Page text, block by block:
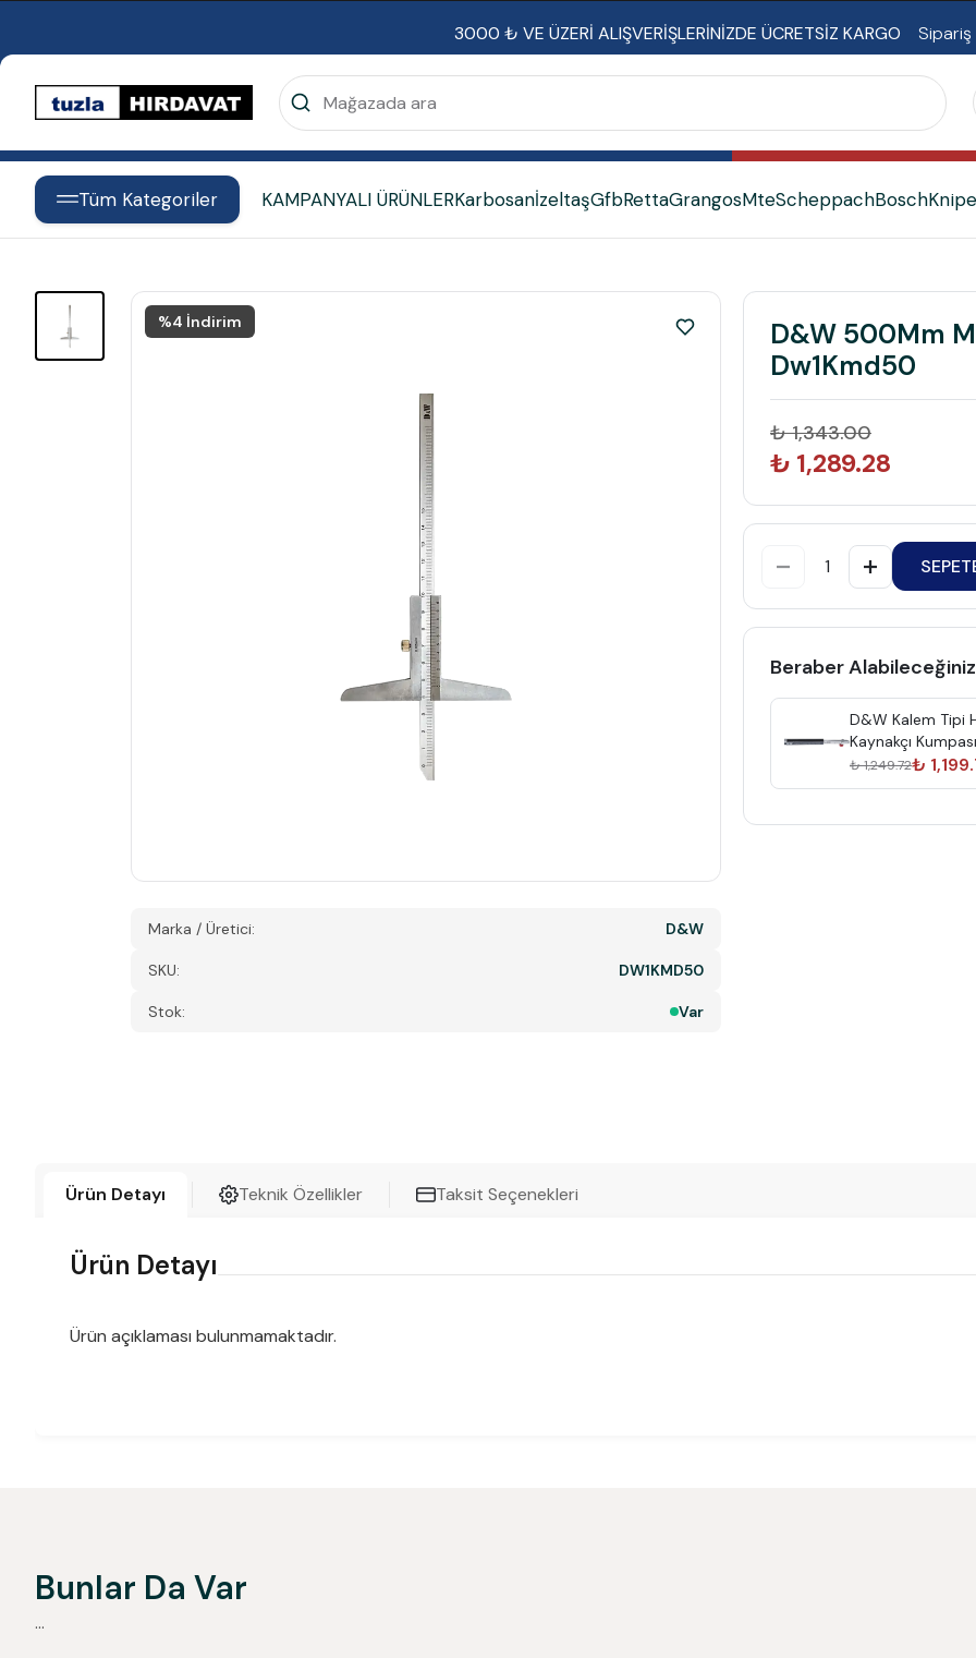
3000 ₺ VE ÜZERİ ALIŞVERİŞLERİNİZDE ÜCRETSİZ KARGO Sipariş
Tüm Kategoriler KAMPANYALI ÜRÜNLERKarbosanİzeltaşGfbRettaGrangosMteScheppachBosch
%4 İndirim
Marka / Üretici: D&W
SKU: DW1KMD50
Stok: Var
D&W 500Mm
Dw1Kmd50
₺ 1,343.00
₺ 1,289.28
Beraber
D&W Kalem Tipi
Kaynakçı Kumpası
Dw7Gk03
₺ 1,249.72₺
Ürün Detayı Teknik Özellikler Taksit Seçenekleri
Ürün Detayı
Ürün açıklaması bulunmamaktadır.
Bunlar Da Var
...